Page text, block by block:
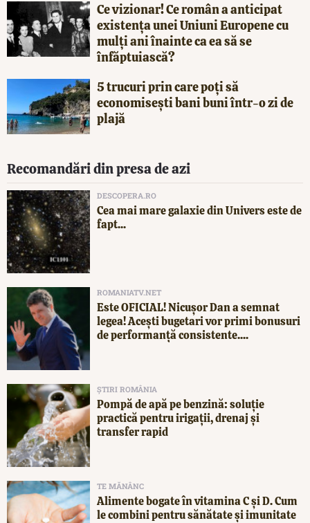
Ce vizionar! Ce român a anticipat
existența unei Uniuni Europene cu
mulți ani înainte ca ea să se
înfăptuiască?
5 trucuri prin care poți să
economisești bani buni într-o zi de
plajă
Recomandări din presa de azi
DESCOPERA.RO
Cea mai mare galaxie din Univers este de
fapt...
ROMANIATV.NET
Este OFICIAL! Nicușor Dan a semnat
legea! Acești bugetari vor primi bonusuri
de performanță consistente....
ȘTIRI ROMÂNIA
Pompă de apă pe benzină: soluție
practică pentru irigații, drenaj și
transfer rapid
TE MĂNÂNC
Alimente bogate în vitamina C și D. Cum
le combini pentru sănătate și imunitate